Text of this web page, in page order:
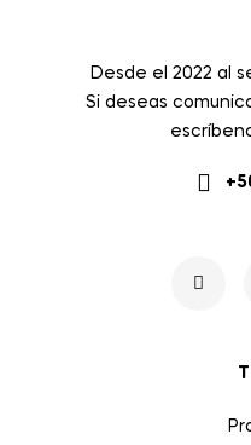
Desde el 2022 al
Si deseas